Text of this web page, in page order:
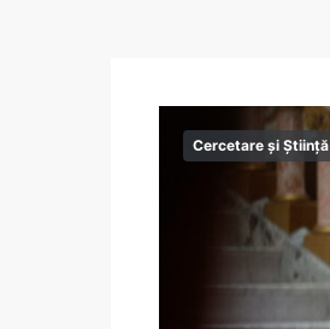
Cercetare și Știință